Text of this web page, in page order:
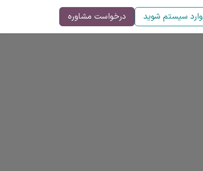
وارد سیستم شوید درخواست مشاوره